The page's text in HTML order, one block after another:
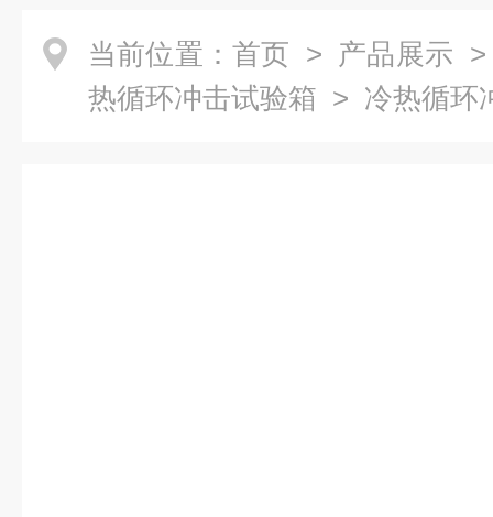
当前位置： 首页 > 产品展示
热循环冲击试验箱 > 冷热循环